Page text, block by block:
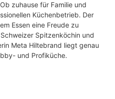
zuhause für Familie und
Küchenbetrieb. Der
Essen eine Freude zu
Spitzenköchin und
Meta Hiltebrand liegt genau
und Profiküche.